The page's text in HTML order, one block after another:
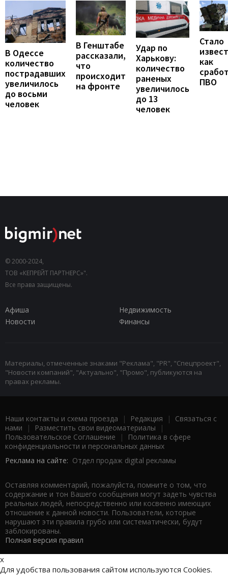
В Одессе
количество
пострадавших
увеличилось
до восьми
человек
В Генштабе
рассказали,
что
происходит
на фронте
Удар по
Харькову:
количество
раненых
увеличилось
до 13
человек
Стало
как
ПВО
© 2000-2024,
ТОВ «КЕПРЕЙТ ПАРТНЕРС»".
Все права защищены.
Афиша
Недвижимость
Новости
Финансы
Материалы, отмеченные знаками "Реклама", "PR", "Спецпроект",
"Новости компаний", "Актуально", "Промо", публикуются на
правах рекламы.
Наши контакты и схема проезда | Редакция | Связаться с
нами | Разместить свои видеоматериалы |
Пользовательское Соглашение |
Политика в сфере
конфиденциальности и персональных данных
Реклама на сайте: Отдел продаж digital рекламы
Оставляя комментарий, пожалуйста, помните о том, что
содержание и тон Вашего сообщения могут задеть чувства
реальных людей, непосредственно или косвенно имеющих
отношение к данной новости. Пользователи, которые
нарушают эти правила грубо или систематически, будут
заблокированы.
Полная версия правил
x
Для удобства пользования сайтом используются Cookies.